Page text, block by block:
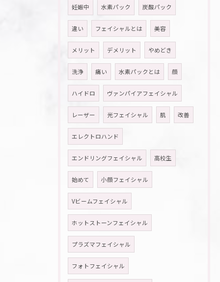
妊娠中 水素パック 炭酸パック
違い フェイシャルとは 美容
メリット デメリット やめどき
洗浄 痛い 水素パックとは 顔
ハイドロ ヴァンパイアフェイシャル
レーザー 光フェイシャル 肌 改善
エレクトロハンド
エンドリングフェイシャル 高校生
始めて 小顔フェイシャル
Vビームフェイシャル
ホットストーンフェイシャル
プラズマフェイシャル
フォトフェイシャル